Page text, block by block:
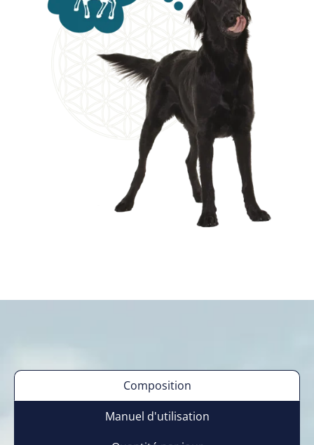
Composition
Manuel d'utilisation